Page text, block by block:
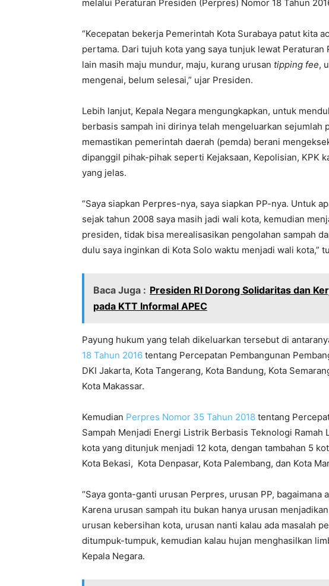
melalui Peraturan Presiden (Perpres) Nomor 18 Tahun
“Kecepatan bekerja Pemerintah Kota Surabaya patut kita
pertama. Dari tujuh kota yang saya tunjuk lewat
lain masih maju mundur, maju, kurang urusan tipping fee,
mengenai, belum selesai,” ujar Presiden.
Lebih lanjut, Kepala Negara mengungkapkan, untuk
berbasis sampah ini dirinya telah mengeluarkan sejumlah
memastikan pemerintah daerah (pemda) berani
dipanggil pihak-pihak seperti Kejaksaan, Kepolisian, KPK
yang jelas.
“Saya siapkan Perpres-nya, saya siapkan PP-nya. Untuk
sejak tahun 2008 saya masih jadi wali kota, kemudian
presiden, tidak bisa merealisasikan pengolahan sampah
dulu saya inginkan di Kota Solo waktu menjadi wali kota,”
Baca Juga : Presiden RI Dorong Solidaritas dan
pada KTT Informal APEC
Payung hukum yang telah dikeluarkan tersebut di
18 Tahun 2016 tentang Percepatan Pembangunan
DKI Jakarta, Kota Tangerang, Kota Bandung, Kota
Kota Makassar.
Kemudian Perpres Nomor 35 Tahun 2018 tentang
Sampah Menjadi Energi Listrik Berbasis Teknologi
kota yang ditunjuk menjadi 12 kota, dengan tambahan 5
Kota Bekasi, Kota Denpasar, Kota Palembang, dan Kota
“Saya gonta-ganti urusan Perpres, urusan PP, bagaimana
Karena urusan sampah itu bukan hanya urusan
urusan kebersihan kota, urusan nanti kalau ada masalah
ditumpuk-tumpuk, kemudian kalau hujan menghasilkan
Kepala Negara.